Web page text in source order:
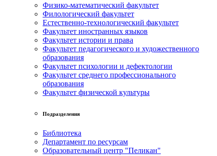
Физико-математический факультет
Филологический факультет
Естественно-технологический факультет
Факультет иностранных языков
Факультет истории и права
Факультет педагогического и художественного
образования
Факультет психологии и дефектологии
Факультет среднего профессионального
образования
Факультет физической культуры
Подразделения
Библиотека
Департамент по ресурсам
Образовательный центр "Пеликан"